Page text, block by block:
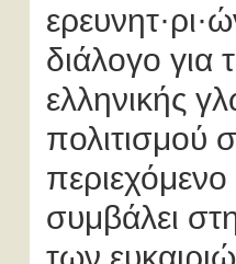
διάλογο για
ελληνικής
πολιτισμού
συμβάλει